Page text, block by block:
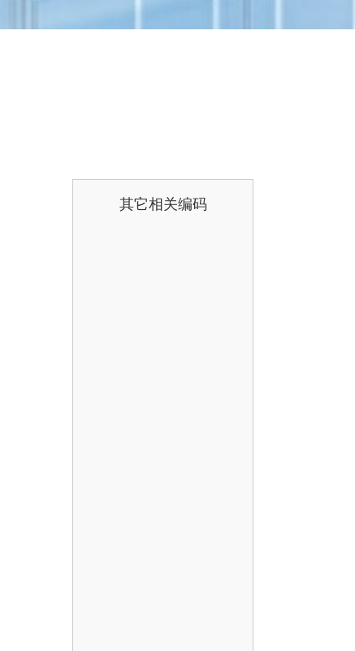
其它相关编码